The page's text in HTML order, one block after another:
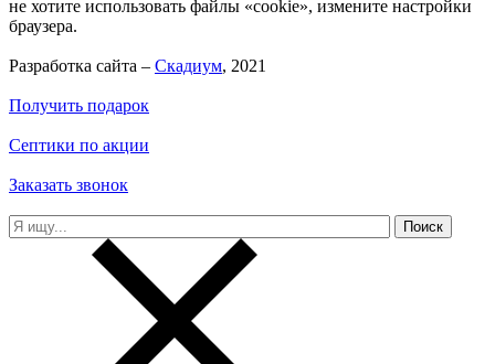
не хотите использовать файлы «cookie», измените настройки
браузера.
Разработка сайта – Скадиум, 2021
Получить подарок
Септики по акции
Заказать звонок